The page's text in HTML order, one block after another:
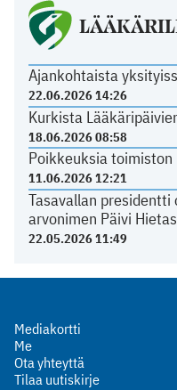
Ajankohtaista
22.06.2026 14:26
Kurkista
18.06.2026 08:58
Poikkeuksia
11.06.2026 12:21
Tasavallan
arvonimen Päivi
22.05.2026 11:49
Mediakortti
Me
Ota yhteyttä
Tilaa uutiskirje